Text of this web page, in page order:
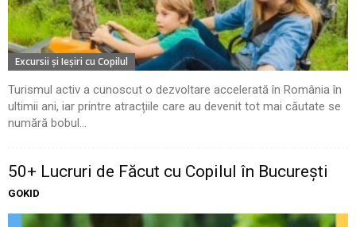
Excursii şi Ieşiri cu Copilul
Turismul activ a cunoscut o dezvoltare accelerată în România în
ultimii ani, iar printre atracțiile care au devenit tot mai căutate se
numără bobul...
50+ Lucruri de Făcut cu Copilul în București
GOKID